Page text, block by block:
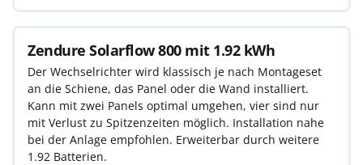
Zendure Solarflow 800 mit 1.92 kWh
Der Wechselrichter wird klassisch je nach Montageset
an die Schiene, das Panel oder die Wand installiert.
Kann mit zwei Panels optimal umgehen, vier sind nur
mit Verlust zu Spitzenzeiten möglich. Installation nahe
bei der Anlage empfohlen. Erweiterbar durch weitere
1.92 Batterien.